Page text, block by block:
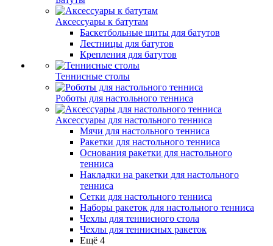
Аксессуары к батутам
Баскетбольные щиты для батутов
Лестницы для батутов
Крепления для батутов
Теннисные столы
Роботы для настольного тенниса
Аксессуары для настольного тенниса
Мячи для настольного тенниса
Ракетки для настольного тенниса
Основания ракетки для настольного
тенниса
Накладки на ракетки для настольного
тенниса
Сетки для настольного тенниса
Наборы ракеток для настольного тенниса
Чехлы для теннисного стола
Чехлы для теннисных ракеток
Ещё 4